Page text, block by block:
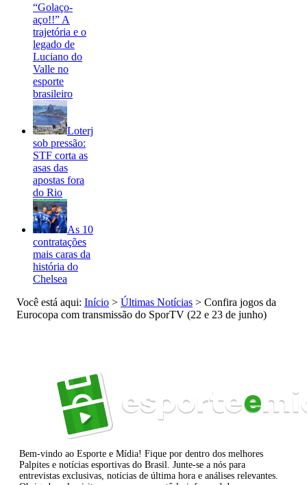
“Golaço-
aço!!” A
trajetória e o
legado de
Luciano do
Valle no
esporte
brasileiro
Loterj
sob pressão:
STF corta as
asas das
apostas fora
do Rio
As 10
contratações
mais caras da
história do
Chelsea
Você está aqui: Início > Últimas Notícias > Confira jogos da
Eurocopa com transmissão do SporTV (22 e 23 de junho)
Bem-vindo ao Esporte e Mídia! Fique por dentro dos melhores
Palpites e notícias esportivas do Brasil. Junte-se a nós para
entrevistas exclusivas, notícias de última hora e análises relevantes.